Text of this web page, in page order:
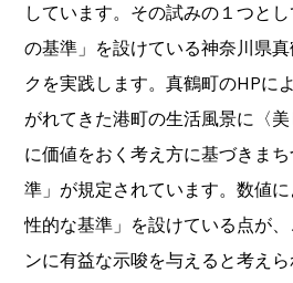
しています。その試みの１つと
の基準」を設けている神奈川県
クを実践します。真鶴町のHPに
がれてきた港町の生活風景に〈
に価値をおく考え方に基づきま
準」が規定されています。数値
性的な基準」を設けている点が
ンに有益な示唆を与えると考え